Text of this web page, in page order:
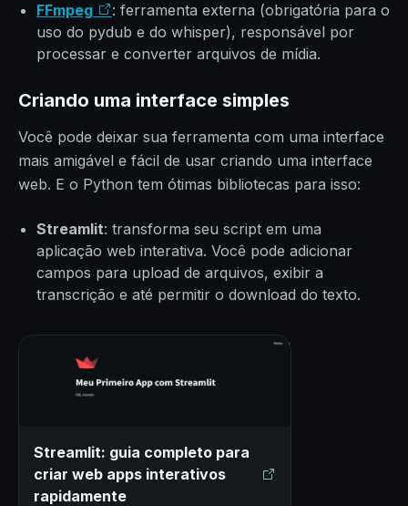
FFmpeg
: ferramenta externa (obrigatória para o
uso do pydub e do whisper), responsável por
processar e converter arquivos de mídia.
Criando uma interface simples
Você pode deixar sua ferramenta com uma interface
mais amigável e fácil de usar criando uma interface
web. E o Python tem ótimas bibliotecas para isso:
Streamlit: transforma seu script em uma
aplicação web interativa. Você pode adicionar
campos para upload de arquivos, exibir a
transcrição e até permitir o download do texto.
Streamlit: guia completo para
criar web apps interativos
rapidamente